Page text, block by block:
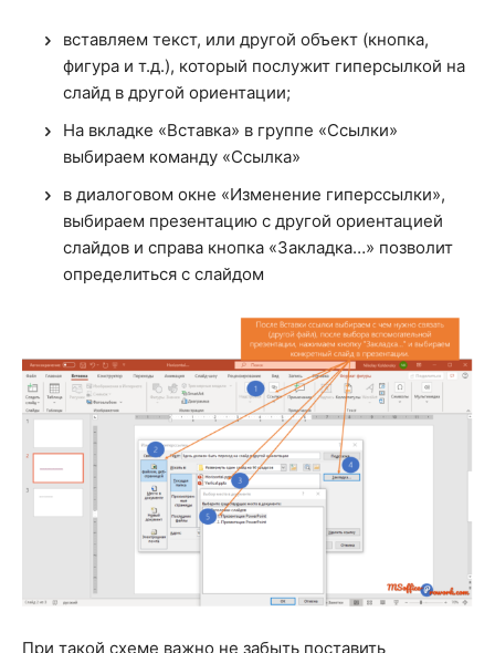
вставляем текст, или другой объект (кнопка,
фигура и т.д.), который послужит гиперсылкой на
слайд в другой ориентации;
На вкладке «Вставка» в группе «Ссылки»
выбираем команду «Ссылка»
в диалоговом окне «Изменение гиперссылки»,
выбираем презентацию с другой ориентацией
слайдов и справа кнопка «Закладка…» позволит
определиться с слайдом
При такой схеме важно не забыть поставить